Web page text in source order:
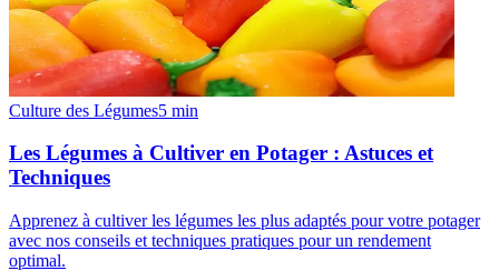
Culture des Légumes5 min
Les Légumes à Cultiver en Potager : Astuces et
Techniques
Apprenez à cultiver les légumes les plus adaptés pour votre potager
avec nos conseils et techniques pratiques pour un rendement
optimal.